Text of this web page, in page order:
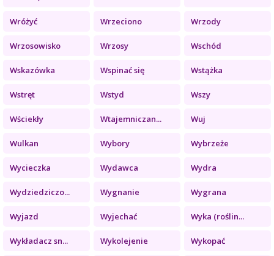
Wróżyć Wrzeciono Wrzody
Wrzosowisko Wrzosy Wschód
Wskazówka Wspinać się Wstążka
Wstręt Wstyd Wszy
Wściekły Wtajemniczan... Wuj
Wulkan Wybory Wybrzeże
Wycieczka Wydawca Wydra
Wydziedziczo... Wygnanie Wygrana
Wyjazd Wyjechać Wyka (roślin...
Wykładacz sn... Wykolejenie Wykopać